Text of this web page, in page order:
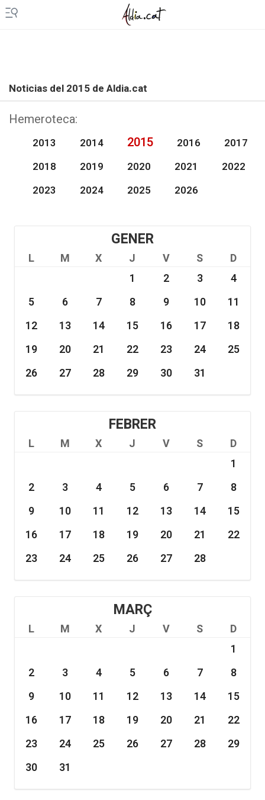
Noticias del 2015 de Aldia.cat
Hemeroteca:
2013 2014 2015 2016
2017
2018
2019 2020 2021
2022
2023
2024 2025 2026
GENER
L M X J V S
D
1
2 3
4
5
6 7 8 9 10
11
12
13 14 15 16 17
18
19
20 21 22 23 24
25
26
27 28 29 30 31
FEBRER
L M X J V S
D
1
2
3 4 5 6 7
8
9
10 11 12 13 14
15
16
17 18 19 20 21
22
23
24 25 26 27 28
MARÇ
L M X J V S
D
1
2
3 4 5 6 7
8
9
10 11 12 13 14
15
16
17 18 19 20 21
22
23
24 25 26 27 28
29
30
31